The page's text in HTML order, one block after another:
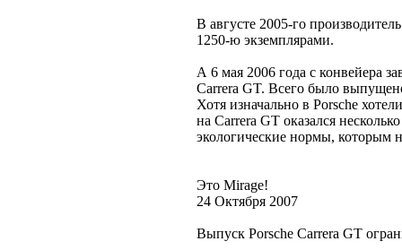
В августе 2005-го
1250-ю экземплярами.
А 6 мая 2006 года с конвейера
Carrera GT. Всего было
Хотя изначально в Porsche
на Carrera GT оказался
экологические нормы, которым
Это Mirage!
24 Октября 2007
Выпуск Porsche Carrera GT